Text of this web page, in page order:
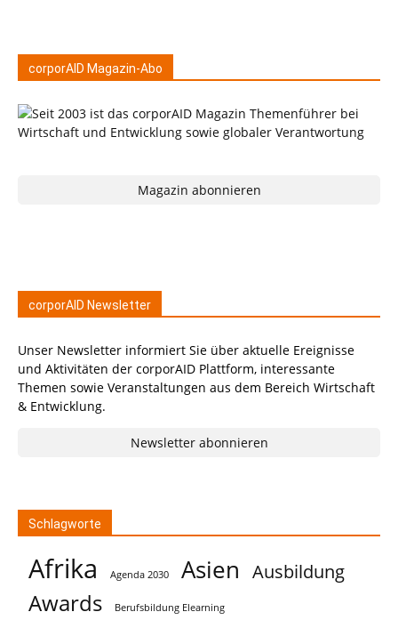
corporAID Magazin-Abo
Magazin abonnieren
corporAID Newsletter
Unser Newsletter informiert Sie über aktuelle Ereignisse
und Aktivitäten der corporAID Plattform, interessante
Themen sowie Veranstaltungen aus dem Bereich Wirtschaft
& Entwicklung.
Newsletter abonnieren
Schlagworte
Afrika Agenda 2030 Asien Ausbildung
Awards Berufsbildung Elearning